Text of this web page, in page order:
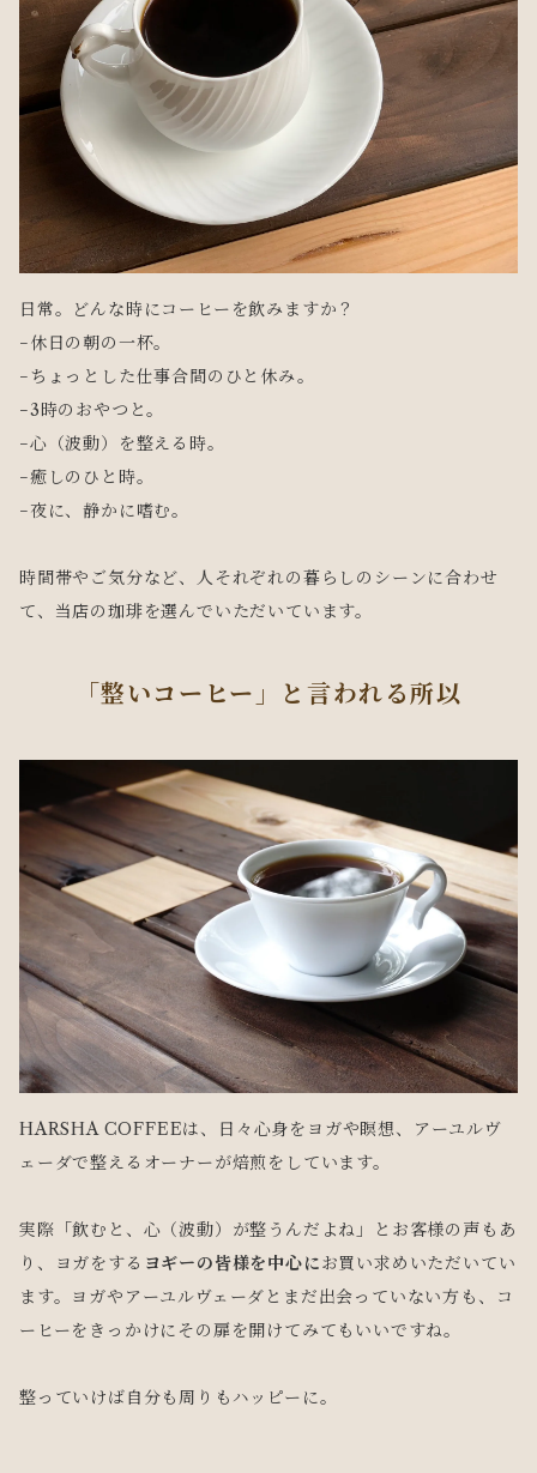
日常。どんな時にコーヒーを飲みますか？
−休日の朝の一杯。
−ちょっとした仕事合間のひと休み。
−3時のおやつと。
−心（波動）を整える時。
−癒しのひと時。
−夜に、静かに嗜む。
時間帯やご気分など、人それぞれの暮らしのシーンに合わせ
て、当店の珈琲を選んでいただいています。
「整いコーヒー」と言われる所以
HARSHA COFFEEは、日々心身をヨガや瞑想、アーユルヴ
ェーダで整えるオーナーが焙煎をしています。
実際「飲むと、心（波動）が整うんだよね」とお客様の声もあ
り、ヨガをする ヨギーの皆様を中心にお買い求めいただいてい
ます。ヨガやアーユルヴェーダとまだ出会っていない方も、コ
ーヒーをきっかけにその扉を開けてみてもいいですね。
整っていけば自分も周りもハッピーに。